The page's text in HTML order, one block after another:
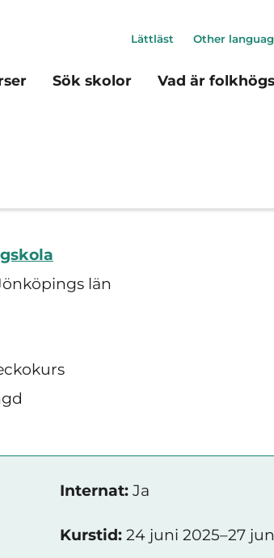
Sök skolor Vad är
Lättläst Other
län
Internat: Ja
Kurstid: 24 juni 2025–27